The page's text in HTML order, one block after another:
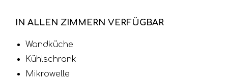
IN ALLEN ZIMMERN VERFÜGBAR
Wandküche
Kühlschrank
Mikrowelle